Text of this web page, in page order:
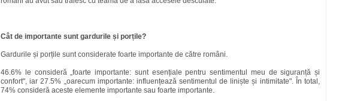
Cât de importante sunt gardurile și porțile?
Gardurile și porțile sunt considerate foarte importante de către români.
46.6% le consideră „foarte importante: sunt esențiale pentru sentimentul meu de siguranță și
confort", iar 27.5% „oarecum importante: influențează sentimentul de liniște și intimitate". În total,
74% consideră aceste elemente importante sau foarte importante.